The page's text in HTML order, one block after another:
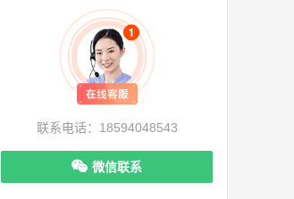
联系电话：18594048543
微信联系